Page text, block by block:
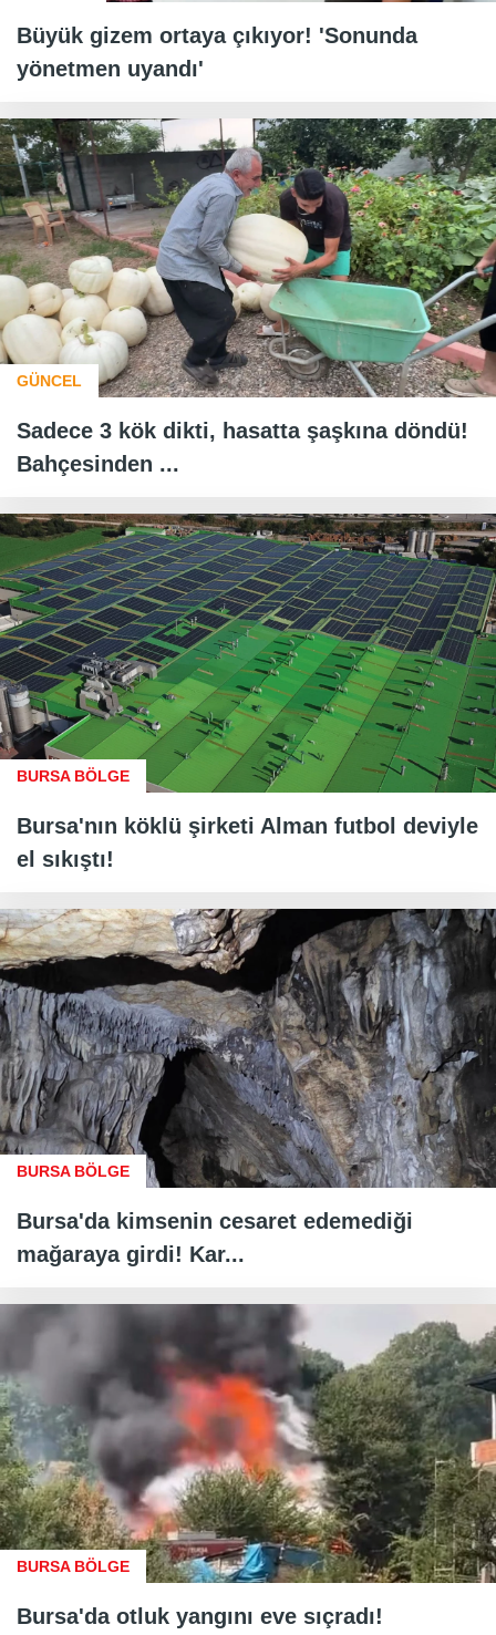
Büyük gizem ortaya çıkıyor! 'Sonunda
yönetmen uyandı'
GÜNCEL
Sadece 3 kök dikti, hasatta şaşkına döndü!
Bahçesinden ...
BURSA BÖLGE
Bursa'nın köklü şirketi Alman futbol deviyle
el sıkıştı!
BURSA BÖLGE
Bursa'da kimsenin cesaret edemediği
mağaraya girdi! Kar...
BURSA BÖLGE
Bursa'da otluk yangını eve sıçradı!